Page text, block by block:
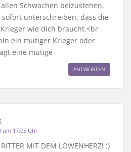
Schwachen beizustehen.
sofort unterschreiben, dass die
wie dich braucht.<br
ein mutiger Krieger oder
eine mutige
ANTWORTEN
um 17:05 Uhr
MIT DEM LÖWENHERZ! :)